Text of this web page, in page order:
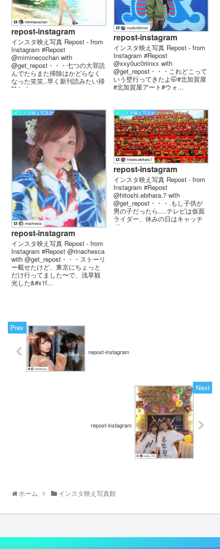
repost-instagram
インスタ映え写真 Repost - from
Instagram #Repost
@miminecochan with
@get_repost・・・七つの大罪読
んでたらまた掃除はかどらなく
なった笑笑..早く新刊読みたい掃
除しよ、、...
repost-instagram
インスタ映え写真 Repost - from
Instagram #Repost
@xxy0uc0riinxx with
@get_repost・・・これどこって
いう壁行ってきたよ🤭#北加賀屋
#北加賀屋アート#ウォ...
インスタ映え写真館
repost-instagram
インスタ映え写真 Repost - from
Instagram #Repost @rinachesca
with @get_repost・・・ストーリ
ー載せたけど、 東京にちょっと
だけ行ってました〜 で、浅草観
光した&#x1f...
インスタ映え写真館
repost-instagram
インスタ映え写真 Repost - from
Instagram #Repost
@hitoshi.ebihara.7 with
@get_repost・・・.もし子供が
男の子だったら….テレビは仮面
ライダー、休みの日はキャッチ
ボ...
repost-instagram
repost-instagram
ホーム インスタ映え写真館